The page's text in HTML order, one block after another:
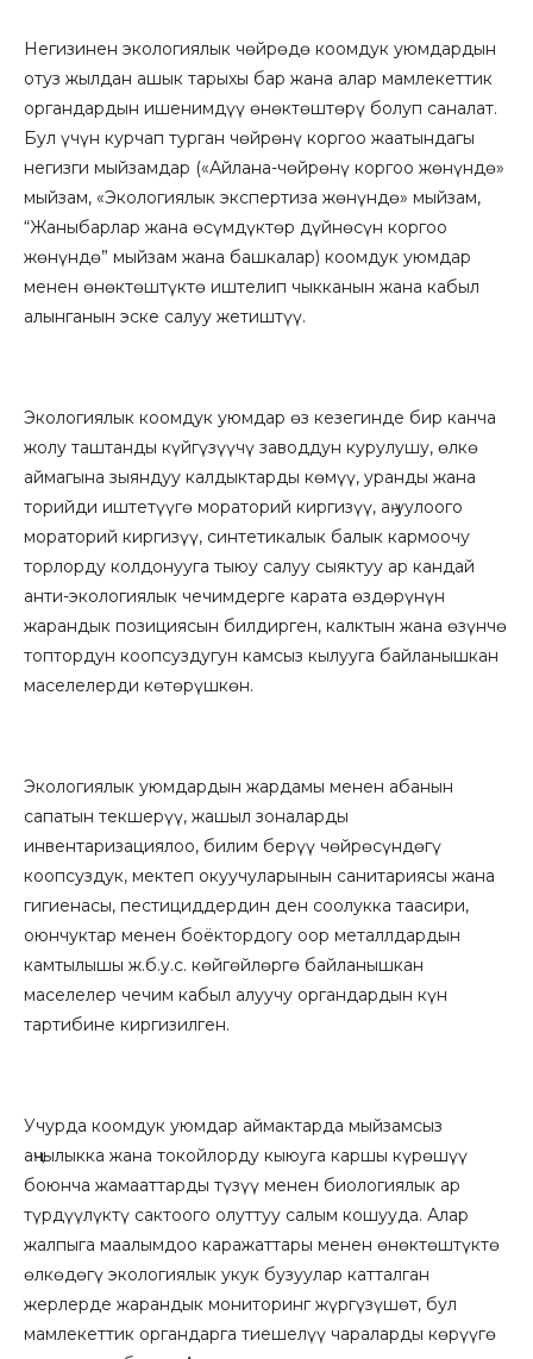
Негизинен экологиялык чөйрөдө коомдук уюмдардын
отуз жылдан ашык тарыхы бар жана алар мамлекеттик
органдардын ишенимдүү өнөктөштөрү болуп саналат.
Бул үчүн курчап турган чөйрөнү коргоо жаатындагы
негизги мыйзамдар («Айлана-чөйрөнү коргоо жөнүндө»
мыйзам, «Экологиялык экспертиза жөнүндө» мыйзам,
“Жаныбарлар жана өсүмдүктөр дүйнөсүн коргоо
жөнүндө” мыйзам жана башкалар) коомдук уюмдар
менен өнөктөштүктө иштелип чыкканын жана кабыл
алынганын эске салуу жетиштүү.
Экологиялык коомдук уюмдар өз кезегинде бир канча
жолу таштанды күйгүзүүчү заводдун курулушу, өлкө
аймагына зыяндуу калдыктарды көмүү, уранды жана
торийди иштетүүгө мораторий киргизүү, аӊ уулоого
мораторий киргизүү, синтетикалык балык кармоочу
торлорду колдонууга тыюу салуу сыяктуу ар кандай
анти-экологиялык чечимдерге карата өздөрүнүн
жарандык позициясын билдирген, калктын жана өзүнчө
топтордун коопсуздугун камсыз кылууга байланышкан
маселелерди көтөрүшкөн.
Экологиялык уюмдардын жардамы менен абанын
сапатын текшерүү, жашыл зоналарды
инвентаризациялоо, билим берүү чөйрөсүндөгү
коопсуздук, мектеп окуучуларынын санитариясы жана
гигиенасы, пестициддердин ден соолукка таасири,
оюнчуктар менен боёктордогу оор металлдардын
камтылышы ж.б.у.с. көйгөйлөргө байланышкан
маселелер чечим кабыл алуучу органдардын күн
тартибине киргизилген.
Учурда коомдук уюмдар аймактарда мыйзамсыз
аӊчылыкка жана токойлорду кыюуга каршы күрөшүү
боюнча жамааттарды түзүү менен биологиялык ар
түрдүүлүктү сактоого олуттуу салым кошууда. Алар
жалпыга маалымдоо каражаттары менен өнөктөштүктө
өлкөдөгү экологиялык укук бузуулар катталган
жерлерде жарандык мониторинг жүргүзүшөт, бул
мамлекеттик органдарга тиешелүү чараларды көрүүгө